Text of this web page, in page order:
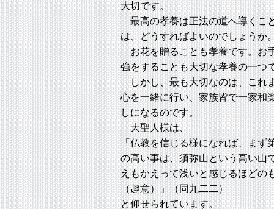
大切です。
最高の孝養は正法の道へ導くこ
は、どうすればよいのでしょうか
お花を贈ることも孝養です。お
強をすることも大切な孝養の一つ
しかし、最も大切なのは、これ
心を一緒に行い、家族皆で一家和
しになるのです。
大聖人様は、
「仏教を信じる様になれば、まず
の高い事は、須弥山という高い山
えもかえって浅いと感じるほどの
（趣意）」（同九二二）
と仰せられています。